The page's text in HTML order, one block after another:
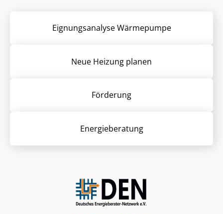
Eignungsanalyse Wärmepumpe
Neue Heizung planen
Förderung
Energieberatung